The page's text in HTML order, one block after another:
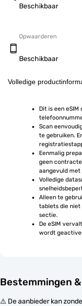
Beschikbaar
Opwaarderen
Beschikbaar
Volledige
Dit is een
Scan
te gebruiken.
Eenmalig
geen
aangevuld
Volledige
Alleen te
tablets die niet
sectie.
De eSIM
wordt
Bestemmingen
⚠️ De aanbieder kan